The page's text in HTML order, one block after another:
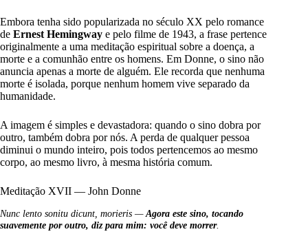
Embora tenha sido popularizada no século XX pelo romance
de Ernest Hemingway e pelo filme de 1943, a frase pertence
originalmente a uma meditação espiritual sobre a doença, a
morte e a comunhão entre os homens. Em Donne, o sino não
anuncia apenas a morte de alguém. Ele recorda que nenhuma
morte é isolada, porque nenhum homem vive separado da
humanidade.
A imagem é simples e devastadora: quando o sino dobra por
outro, também dobra por nós. A perda de qualquer pessoa
diminui o mundo inteiro, pois todos pertencemos ao mesmo
corpo, ao mesmo livro, à mesma história comum.
Meditação XVII — John Donne
Nunc lento sonitu dicunt, morieris —Agora este sino, tocando
suavemente por outro, diz para mim: você deve morrer.